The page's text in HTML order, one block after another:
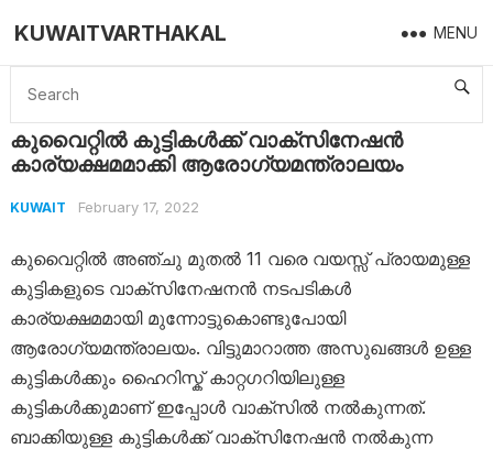
KUWAITVARTHAKAL MENU
Home Kuwait കുവൈറ്റിൽ കുട്ടികൾക്ക് വാക്സിനേഷൻ കാര്യക്ഷമമാക്കി ആരോഗ്യമന്ത്രാലയം
കുവൈറ്റിൽ കുട്ടികൾക്ക് വാക്സിനേഷൻ
കാര്യക്ഷമമാക്കി ആരോഗ്യമന്ത്രാലയം
KUWAIT February 17, 2022
കുവൈറ്റിൽ അഞ്ചു മുതൽ 11 വരെ വയസ്സ് പ്രായമുള്ള
കുട്ടികളുടെ വാക്സിനേഷനൻ നടപടികൾ
കാര്യക്ഷമമായി മുന്നോട്ടുകൊണ്ടുപോയി
ആരോഗ്യമന്ത്രാലയം. വിട്ടുമാറാത്ത അസുഖങ്ങൾ ഉള്ള
കുട്ടികൾക്കും ഹൈറിസ്ക് കാറ്റഗറിയിലുള്ള
കുട്ടികൾക്കുമാണ് ഇപ്പോൾ വാക്സിൽ നൽകുന്നത്.
ബാക്കിയുള്ള കുട്ടികൾക്ക് വാക്സിനേഷൻ നൽകുന്ന